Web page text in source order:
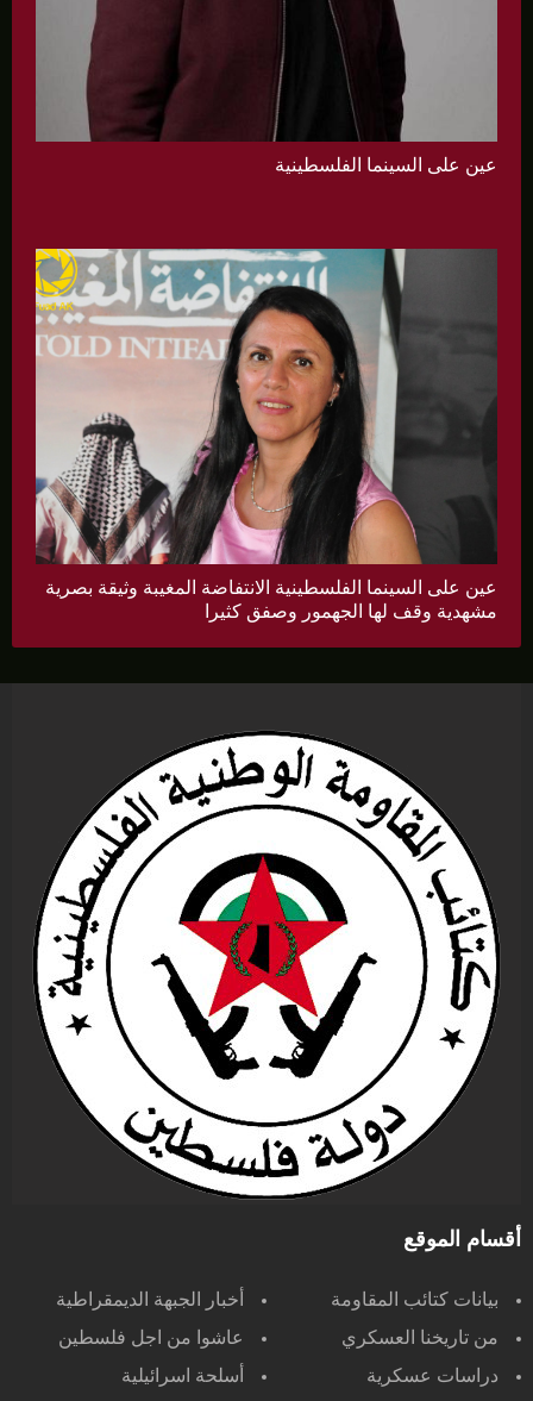
عين على السينما الفلسطينية
عين على السينما الفلسطينية الانتفاضة المغيبة وثيقة بصرية
مشهدية وقف لها الجهمور وصفق كثيرا
أقسام الموقع
بيانات كتائب المقاومة
أخبار الجبهة الديمقراطية
من تاريخنا العسكري
عاشوا من اجل فلسطين
دراسات عسكرية
أسلحة اسرائيلية